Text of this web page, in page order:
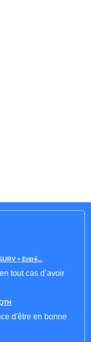
+ Entré...
tout cas d’avoir
d'être en bonne